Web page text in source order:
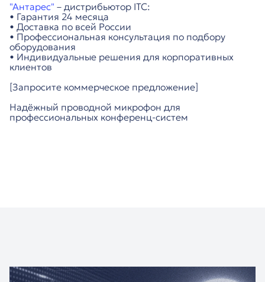
"Антарес" – дистрибьютор ITC:
• Гарантия 24 месяца
• Доставка по всей России
• Профессиональная консультация по подбору
оборудования
• Индивидуальные решения для корпоративных
клиентов
[Запросите коммерческое предложение]
Надёжный проводной микрофон для
профессиональных конференц-систем